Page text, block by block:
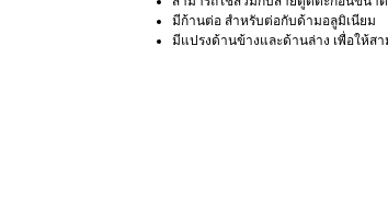
มีก้านต่อ สำหรับต่อกับด้ามอลูมิเนียม
มีแปรงด้านข้างและด้านล่าง เพื่อให้ส